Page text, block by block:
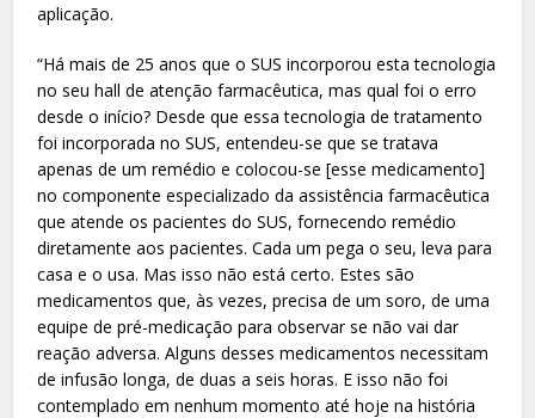
aplicação.
“Há mais de 25 anos que o SUS incorporou esta tecnologia
no seu hall de atenção farmacêutica, mas qual foi o erro
desde o início? Desde que essa tecnologia de tratamento
foi incorporada no SUS, entendeu-se que se tratava
apenas de um remédio e colocou-se [esse medicamento]
no componente especializado da assistência farmacêutica
que atende os pacientes do SUS, fornecendo remédio
diretamente aos pacientes. Cada um pega o seu, leva para
casa e o usa. Mas isso não está certo. Estes são
medicamentos que, às vezes, precisa de um soro, de uma
equipe de pré-medicação para observar se não vai dar
reação adversa. Alguns desses medicamentos necessitam
de infusão longa, de duas a seis horas. E isso não foi
contemplado em nenhum momento até hoje na história